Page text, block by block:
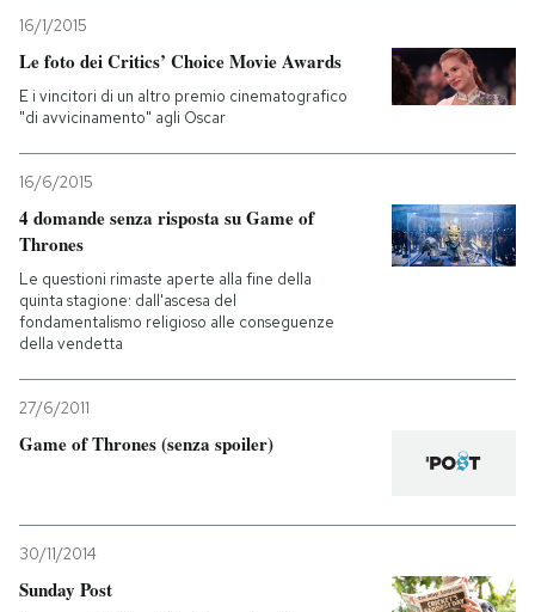
16/1/2015
Le foto dei Critics’ Choice Movie Awards
E i vincitori di un altro premio cinematografico
"di avvicinamento" agli Oscar
16/6/2015
4 domande senza risposta su Game of
Thrones
Le questioni rimaste aperte alla fine della
quinta stagione: dall'ascesa del
fondamentalismo religioso alle conseguenze
della vendetta
27/6/2011
Game of Thrones (senza spoiler)
30/11/2014
Sunday Post